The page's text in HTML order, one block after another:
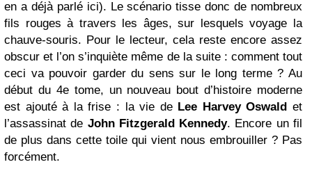
en a déjà parlé ici). Le scénario tisse donc de nombreux
fils rouges à travers les âges, sur lesquels voyage la
chauve-souris. Pour le lecteur, cela reste encore assez
obscur et l’on s’inquiète même de la suite : comment tout
ceci va pouvoir garder du sens sur le long terme ? Au
début du 4e tome, un nouveau bout d’histoire moderne
est ajouté à la frise : la vie de Lee Harvey Oswald et
l’assassinat de John FitzgeraldKennedy. Encore un fil
de plus dans cette toile qui vient nous embrouiller ? Pas
forcément.